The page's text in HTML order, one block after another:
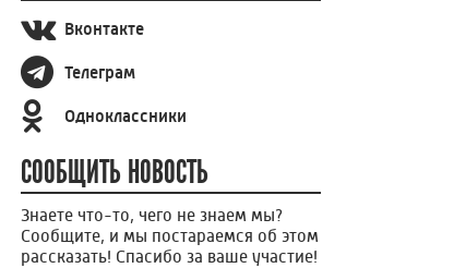
Вконтакте
Телеграм
Одноклассники
СООБЩИТЬ НОВОСТЬ
Знаете что-то, чего не знаем мы?
Сообщите, и мы постараемся об этом
рассказать! Спасибо за ваше участие!